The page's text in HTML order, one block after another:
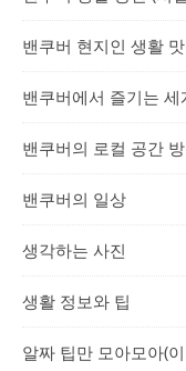
밴쿠버 현지인 생활
밴쿠버에서 즐기는
밴쿠버의 로컬 공간
밴쿠버의 일상
생각하는 사진
생활 정보와 팁
알짜 팁만 모아모아(